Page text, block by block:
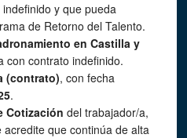
y que pueda
de Retorno del Talento.
en Castilla y
con contrato indefinido.
(contrato), con fecha
.
Cotización del trabajador/a,
que continúa de alta